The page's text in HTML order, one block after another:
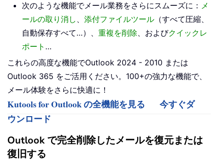
次のような機能でメール業務をさらにスムーズに： メ
ールの取り消し 、 添付ファイルツール （すべて圧縮、
自動保存すべて…）、 重複を削除、およびクイックレ
ポート …
これらの高度な機能でOutlook 2024 - 2010 または
Outlook 365 をご活用ください。100+の強力な機能で、
メール体験をさらに快適に！
Kutools for Outlook の全機能を見る
今すぐダ
ウンロード
Outlook で完全削除したメールを復元または
復旧する